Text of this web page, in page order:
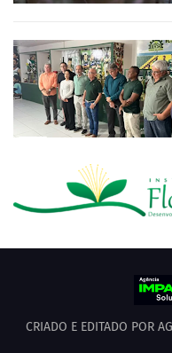
CRIADO E EDITADO POR